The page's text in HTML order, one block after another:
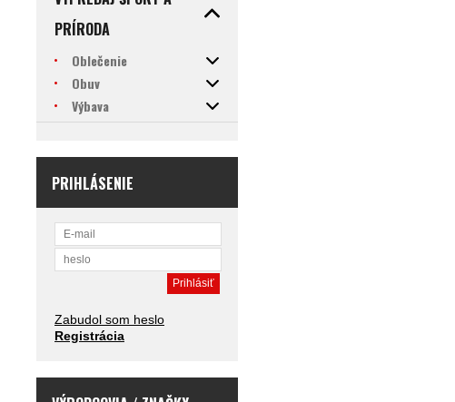
PRÍRODA
Oblečenie
Obuv
Výbava
PRIHLÁSENIE
Zabudol som heslo
Registrácia